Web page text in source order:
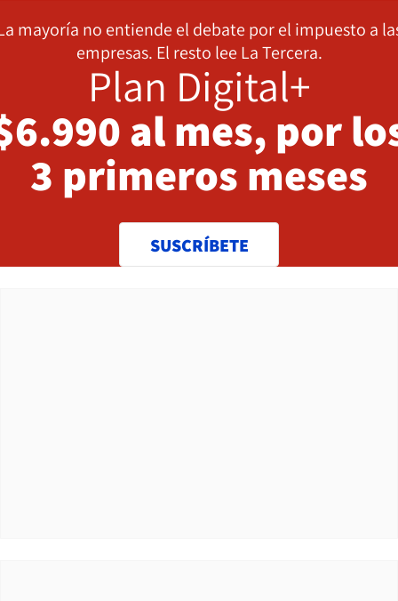
mayoría no entiende el debate por el impuesto a
empresas. El resto lee La Tercera.
Plan Digital+
al mes, por
3 primeros meses
SUSCRÍBETE